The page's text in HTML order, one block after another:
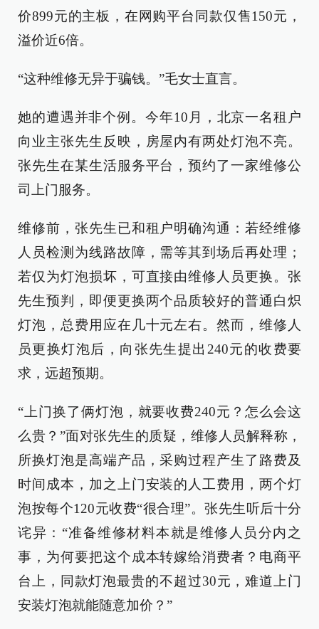
价899元的主板，在网购平台同款仅售150元，
溢价近6倍。
“这种维修无异于骗钱。”毛女士直言。
她的遭遇并非个例。今年10月，北京一名租户
向业主张先生反映，房屋内有两处灯泡不亮。
张先生在某生活服务平台，预约了一家维修公
司上门服务。
维修前，张先生已和租户明确沟通：若经维修
人员检测为线路故障，需等其到场后再处理；
若仅为灯泡损坏，可直接由维修人员更换。张
先生预判，即便更换两个品质较好的普通白炽
灯泡，总费用应在几十元左右。然而，维修人
员更换灯泡后，向张先生提出240元的收费要
求，远超预期。
“上门换了俩灯泡，就要收费240元？怎么会这
么贵？”面对张先生的质疑，维修人员解释称，
所换灯泡是高端产品，采购过程产生了路费及
时间成本，加之上门安装的人工费用，两个灯
泡按每个120元收费“很合理”。张先生听后十分
诧异：“准备维修材料本就是维修人员分内之
事，为何要把这个成本转嫁给消费者？电商平
台上，同款灯泡最贵的不超过30元，难道上门
安装灯泡就能随意加价？”